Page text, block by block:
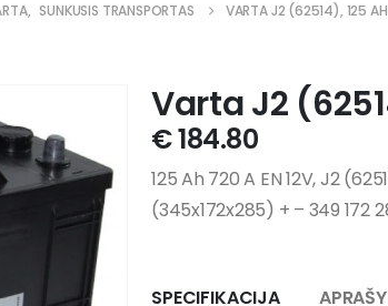
, SUNKUSIS TRANSPORTAS VARTA J2 (62514), 125
Varta J2
€184.80
125 Ah 720 A EN 12V, J2
(345x172x285) + – 349 172
SPECIFIKACIJA